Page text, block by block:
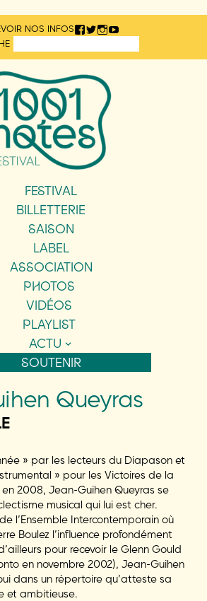
NOS INFOS
FESTIVAL
BILLETTERIE
SAISON
LABEL
ASSOCIATION
PHOTOS
VIDÉOS
PLAYLIST
ACTU
SOUTENIR
Queyras
» par les lecteurs du Diapason et
» pour les Victoires de la
2008, Jean-Guihen Queyras se
musical qui lui est cher.
l’Ensemble Intercontemporain où
Boulez l’influence profondément
pour recevoir le Glenn Gould
en novembre 2002), Jean-Guihen
dans un répertoire qu’atteste sa
et ambitieuse.